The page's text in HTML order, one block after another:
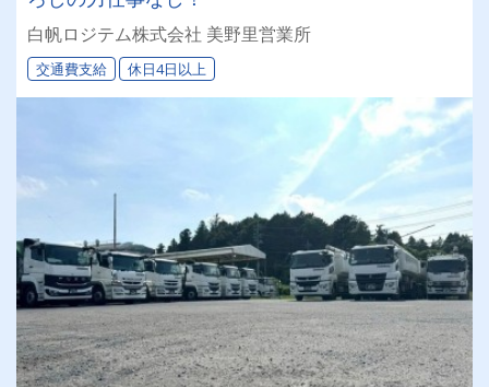
白帆ロジテム株式会社 美野里営業所
交通費支給 休日4日以上